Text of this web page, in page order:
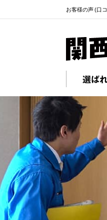
お客様の声 (口
選ば